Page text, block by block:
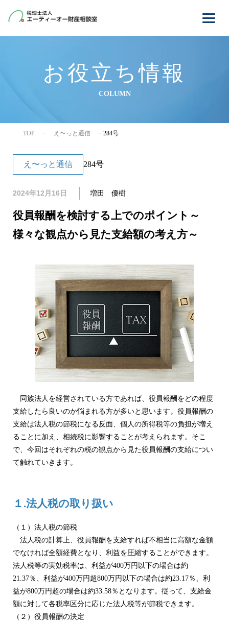
お役立ち情報
COLUMN
TOP − え〜っと通信 − 284号
え〜っと通信 284号
2024年12月16日 増田 優樹
役員報酬を検討する上でのポイント～
様々な観点から見た支給額の考え方～
同族法人を経営されている方であれば、役員報酬をどの程度
支給したら良いのか悩まれる方が多いと思います。役員報酬の
支給は法人税の節税になる反面、個人の所得税等の負担が増え
ることに加え、相続税に影響することが考えられます。そこ
で、今回はそれぞれの税の観点から見た役員報酬の支給につい
て触れていきます。
１.法人税の取り扱い
（１）法人税の節税
法人税の計算上、役員報酬を支給すれば不相当に高額な金額
でなければ全額経費となり、利益を圧縮することができます。
法人税等の実効税率は、利益が400万円以下の場合は約
21.37％、利益が400万円超800万円以下の場合は約23.17％、利
益が800万円超の場合は約33.58％となります。従って、支給金
額に対して各税率区分に応じた法人税等が節税できます。
（２）役員報酬の決定